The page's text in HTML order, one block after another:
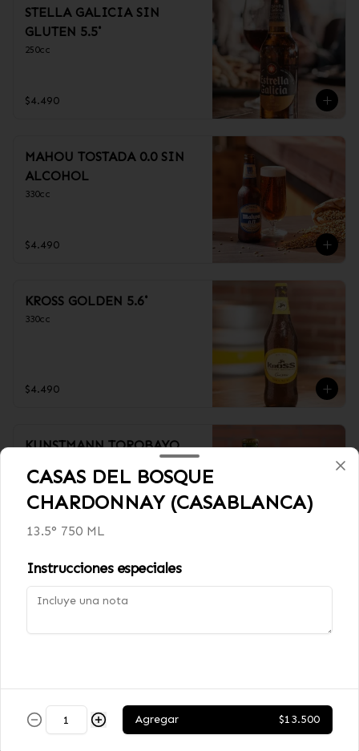
STELLA GALICIA SIN
GLUTEN 5.5˚
250cc
$4.490
MAHOU TOSTADA 0.0 SIN
ALCOHOL
330cc
$4.490
KROSS GOLDEN 5.6˚
330cc
$4.490
KUNSTMANN TOROBAYO
330cc
$3.990
ERDINGER DUNKEL NEGRA
5.3˚
ERDINGER WEISSBIER
CASAS DEL BOSQUE
CHARDONNAY (CASABLANCA)
13.5° 750 ML
Instrucciones especiales
Agregar $13.500